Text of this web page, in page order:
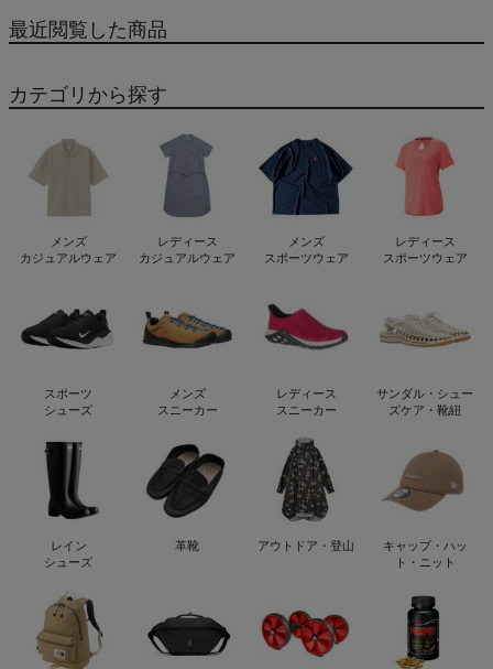
最近閲覧した商品
カテゴリから探す
メンズ
カジュアルウェア
レディース
カジュアルウェア
メンズ
スポーツウェア
レディース
スポーツウェア
スポーツ
シューズ
メンズ
スニーカー
レディース
スニーカー
サンダル・シュー
ズケア・靴紐
レイン
シューズ
革靴 アウトドア・登山
キャップ・ハッ
ト・ニット